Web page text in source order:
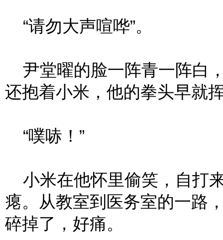
“请勿大声喧哗”。
尹堂曜的脸一阵青一阵白
还抱着小米，他的拳头早就
“噗哧！”
小米在他怀里偷笑，自打
瘪。从教室到医务室的一路
碎掉了，好痛。